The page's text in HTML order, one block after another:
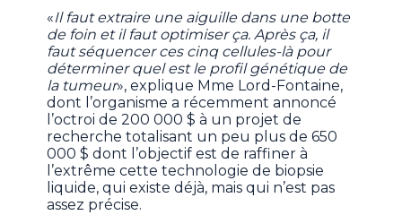
«Il faut extraire une aiguille dans une botte
de foin et il faut optimiser ça. Après ça, il
faut séquencer ces cinq cellules-là pour
déterminer quel est le profil génétique de
la tumeur», explique Mme Lord-Fontaine,
dont l’organisme a récemment annoncé
l’octroi de 200 000 $ à un projet de
recherche totalisant un peu plus de 650
000 $ dont l’objectif est de raffiner à
l’extrême cette technologie de biopsie
liquide, qui existe déjà, mais qui n’est pas
assez précise.